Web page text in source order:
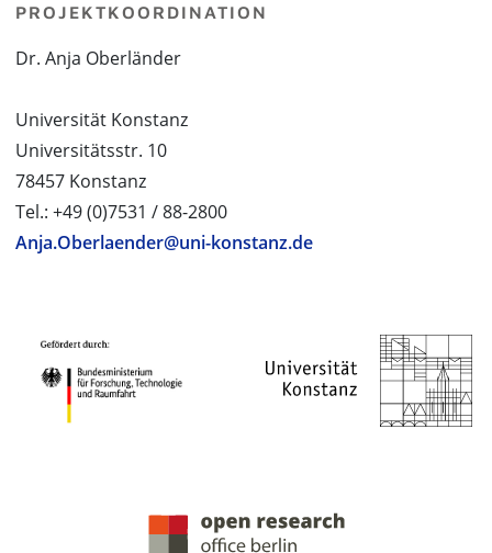
PROJEKTKOORDINATION
Dr. Anja Oberländer
Universität Konstanz
Universitätsstr. 10
78457 Konstanz
Tel.: +49 (0)7531 / 88-2800
Anja.Oberlaender@uni-konstanz.de